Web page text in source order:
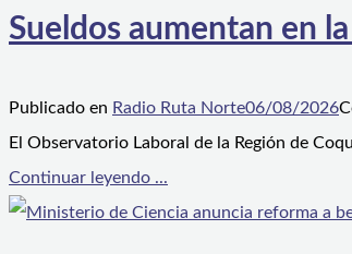
Sueldos aumentan en
Publicado en Radio Ruta Norte06/08/2026
El Observatorio Laboral de la Región de
Continuar leyendo ...